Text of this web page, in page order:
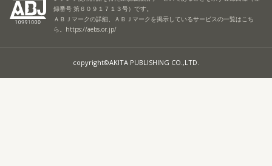
録番号 第６０９１７１３号）です。
ＡＢＪマークの詳細、ＡＢＪマークを掲示しているサービスの一覧はこち
ら。 https://aebs.or.jp/
copyright©AKITA PUBLISHING CO.,LTD.